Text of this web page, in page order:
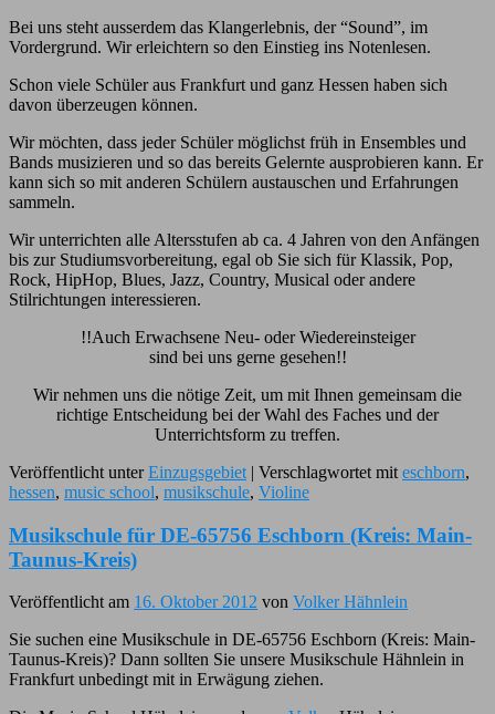
Bei uns steht ausserdem das Klangerlebnis, der “Sound”, im
Vordergrund. Wir erleichtern so den Einstieg ins Notenlesen.
Schon viele Schüler aus Frankfurt und ganz Hessen haben sich
davon überzeugen können.
Wir möchten, dass jeder Schüler möglichst früh in Ensembles und
Bands musizieren und so das bereits Gelernte ausprobieren kann. Er
kann sich so mit anderen Schülern austauschen und Erfahrungen
sammeln.
Wir unterrichten alle Altersstufen ab ca. 4 Jahren von den Anfängen
bis zur Studiumsvorbereitung, egal ob Sie sich für Klassik, Pop,
Rock, HipHop, Blues, Jazz, Country, Musical oder andere
Stilrichtungen interessieren.
!!Auch Erwachsene Neu- oder Wiedereinsteiger
sind bei uns gerne gesehen!!
Wir nehmen uns die nötige Zeit, um mit Ihnen gemeinsam die
richtige Entscheidung bei der Wahl des Faches und der
Unterrichtsform zu treffen.
Veröffentlicht unter Einzugsgebiet | Verschlagwortet mit eschborn,
hessen, music school, musikschule, Violine
Musikschule für DE-65756 Eschborn (Kreis: Main-
Taunus-Kreis)
Veröffentlicht am 16. Oktober 2012 von Volker Hähnlein
Sie suchen eine Musikschule in DE-65756 Eschborn (Kreis: Main-
Taunus-Kreis)? Dann sollten Sie unsere Musikschule Hähnlein in
Frankfurt unbedingt mit in Erwägung ziehen.